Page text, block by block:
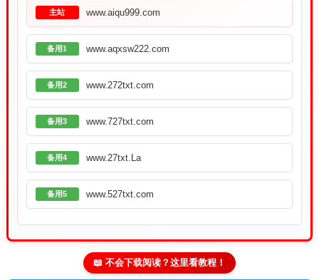
主站 www.aiqu999.com
备用1 www.aqxsw222.com
备用2 www.272txt.com
备用3 www.727txt.com
备用4 www.27txt.La
备用5 www.527txt.com
📖 不会下载阅读？这里看教程！